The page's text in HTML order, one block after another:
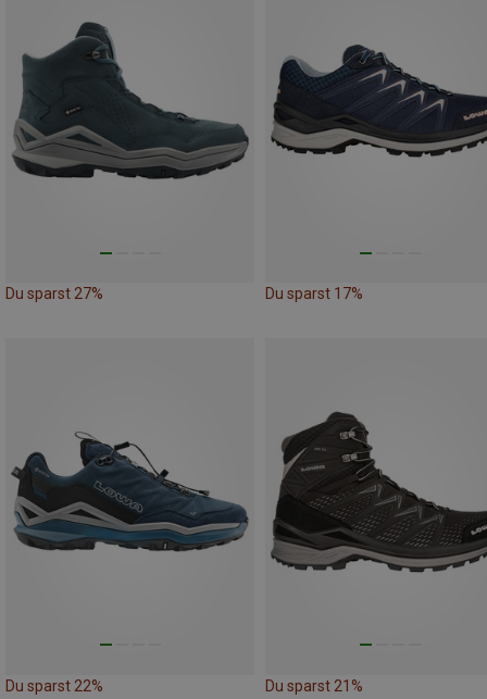
Du sparst 27% Du sparst 17%
Du sparst 22% Du sparst 21%